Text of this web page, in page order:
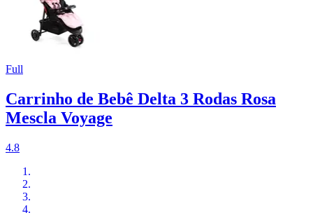
Full
Carrinho de Bebê Delta 3 Rodas Rosa
Mescla Voyage
4.8